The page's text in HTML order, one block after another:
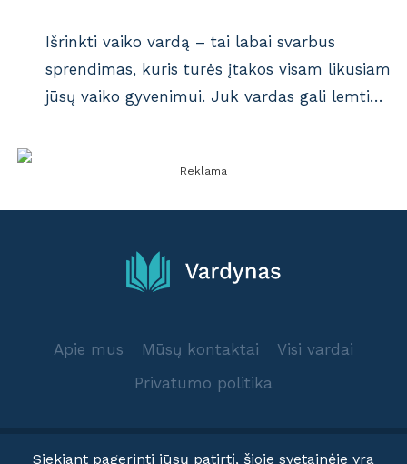
Išrinkti vaiko vardą – tai labai svarbus
sprendimas, kuris turės įtakos visam likusiam
jūsų vaiko gyvenimui. Juk vardas gali lemti…
Reklama
Apie mus Mūsų kontaktai
Visi vardai
Privatumo politika
Siekiant pagerinti jūsų patirtį, šioje svetainėje yra